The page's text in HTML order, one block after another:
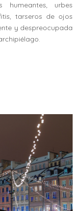
humeantes, urbes
tarseros de ojos
y despreocupada